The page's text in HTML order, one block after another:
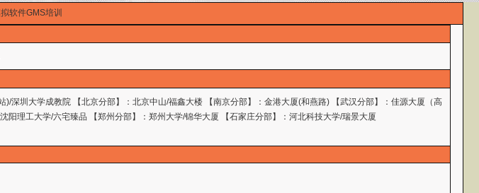
软件GMS培训
深圳大学成教院 【北京分部】：北京中山/福鑫大楼 【南京分部】：金港大厦(和燕路) 【武汉分部】：佳源大厦（高
理工大学/六宅臻品 【郑州分部】：郑州大学/锦华大厦 【石家庄分部】：河北科技大学/瑞景大厦